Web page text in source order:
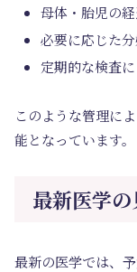
母体・胎児の
必要に応じた
定期的な検査
このような管理に
能となっています。
最新医学
最新の医学では、